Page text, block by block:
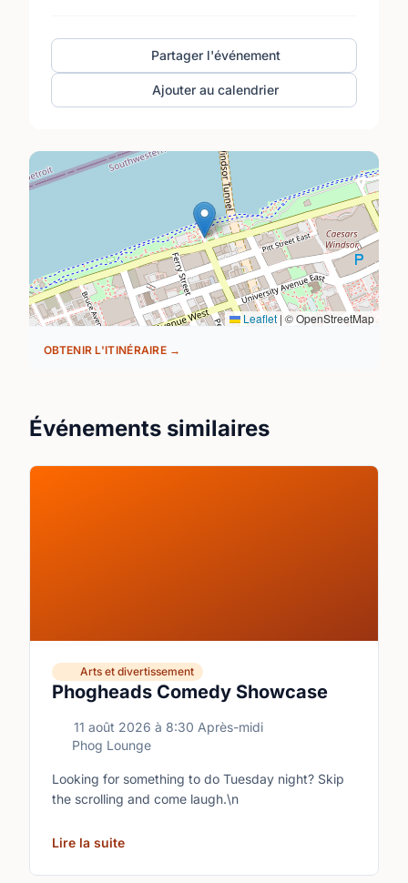
Partager l'événement
Ajouter au calendrier
Leaflet | © OpenStreetMap
OBTENIR L'ITINÉRAIRE →
Événements similaires
Phogheads Comedy Showcase
Arts et divertissement
11 août 2026 à 8:30 Après-midi
Phog Lounge
Looking for something to do Tuesday night? Skip
the scrolling and come laugh.\n
Lire la suite